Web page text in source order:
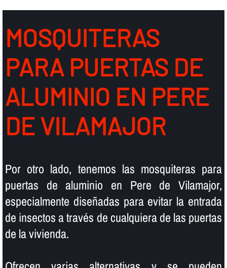
MOSQUITERAS
PARA PUERTAS DE
ALUMINIO EN PERE
DE VILAMAJOR
Por otro lado, tenemos las mosquiteras para
puertas de aluminio en Pere de Vilamajor,
especialmente diseñadas para evitar la entrada
de insectos a través de cualquiera de las puertas
de la vivienda.